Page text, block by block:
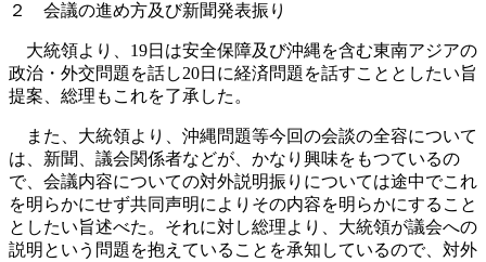
２ 会議の進め方及び新聞発表振り
大統領より、19日は安全保障及び沖縄を含む東南アジアの
政治・外交問題を話し20日に経済問題を話すこととしたい旨
提案、総理もこれを了承した。
また、大統領より、沖縄問題等今回の会談の全容について
は、新聞、議会関係者などが、かなり興味をもつているの
で、会議内容についての対外説明振りについては途中でこれ
を明らかにせず共同声明によりその内容を明らかにすること
としたい旨述べた。それに対し総理より、大統領が議会への
説明という問題を抱えていることを承知しているので、対外